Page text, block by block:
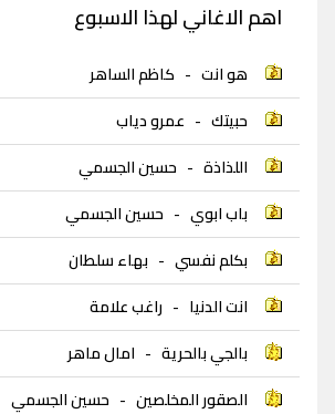
اهم الاغاني لهذا الاسبوع
هو انت - كاظم الساهر
حبيتك - عمرو دياب
اللذاذة - حسين الجسمي
باب ابوي - حسين الجسمي
بكلم نفسي - بهاء سلطان
انت الدنيا - راغب علامة
بالجي بالحرية - امال ماهر
الصقور المخلصين - حسين الجسمي